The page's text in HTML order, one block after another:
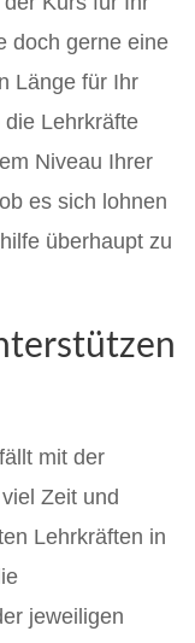
doch gerne eine
Länge für Ihr
Lehrkräfte
Niveau Ihrer
es sich lohnen
überhaupt zu
mit der
Zeit und
Lehrkräften in
jeweiligen